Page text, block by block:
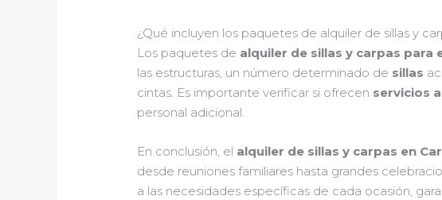
¿Qué incluyen los paquetes de alquiler de sillas y
Los paquetes de alquiler de sillas y carpas para
las estructuras, un número determinado de sillas
cintas. Es importante verificar si ofrecen servicios
personal adicional.
En conclusión, el alquiler de sillas y carpas en
desde reuniones familiares hasta grandes
a las necesidades específicas de cada ocasión,